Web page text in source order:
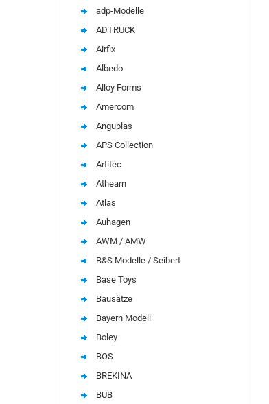
adp-Modelle
ADTRUCK
Airfix
Albedo
Alloy Forms
Amercom
Anguplas
APS Collection
Artitec
Athearn
Atlas
Auhagen
AWM / AMW
B&S Modelle / Seibert
Base Toys
Bausätze
Bayern Modell
Boley
BOS
BREKINA
BUB